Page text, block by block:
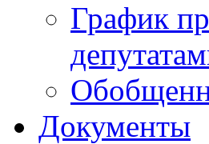
График
Документы